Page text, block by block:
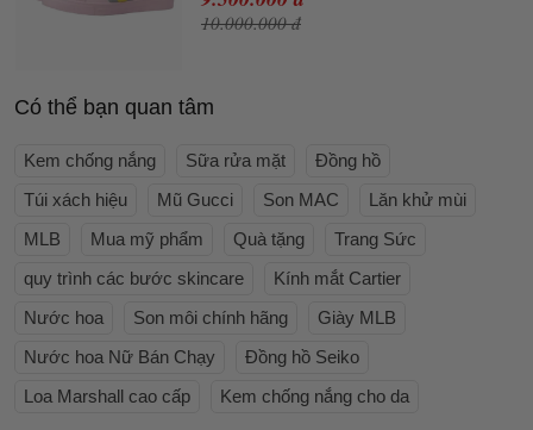
10.000.000 đ
Có thể bạn quan tâm
Kem chống nắng Sữa rửa mặt
Đồng hồ
Túi xách hiệu
Mũ Gucci Son MAC
Lăn khử mùi
MLB
Mua mỹ phẩm Quà tặng
Trang Sức
quy trình các bước skincare
Kính mắt Cartier
Nước hoa
Son môi chính hãng
Giày MLB
Nước hoa Nữ Bán Chạy
Đồng hồ Seiko
Loa Marshall cao cấp
Kem chống nắng cho da